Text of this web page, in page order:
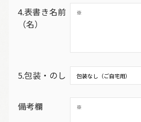
4.表書き名前
（名）
5.包装・のし
備考欄